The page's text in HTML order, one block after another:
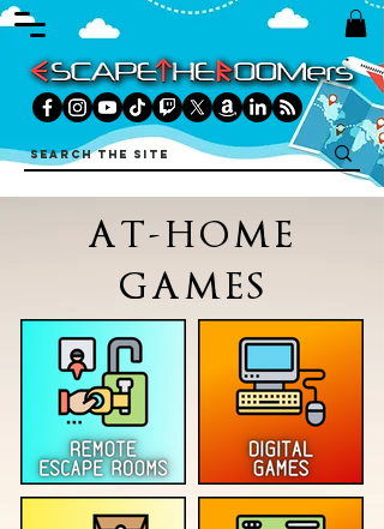
AT-HOME
GAMES